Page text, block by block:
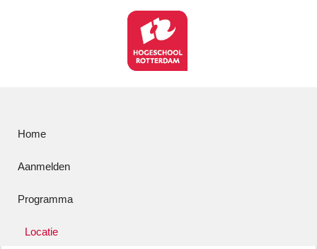
Home
Aanmelden
Programma
Locatie